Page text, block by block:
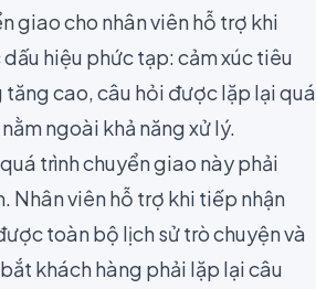
giao cho nhân viên hỗ trợ khi
hiệu phức tạp: cảm xúc tiêu
tăng cao, câu hỏi được lặp lại quá
ngoài khả năng xử lý.
trình chuyển giao này phải
Nhân viên hỗ trợ khi tiếp nhận
toàn bộ lịch sử trò chuyện và
khách hàng phải lặp lại câu